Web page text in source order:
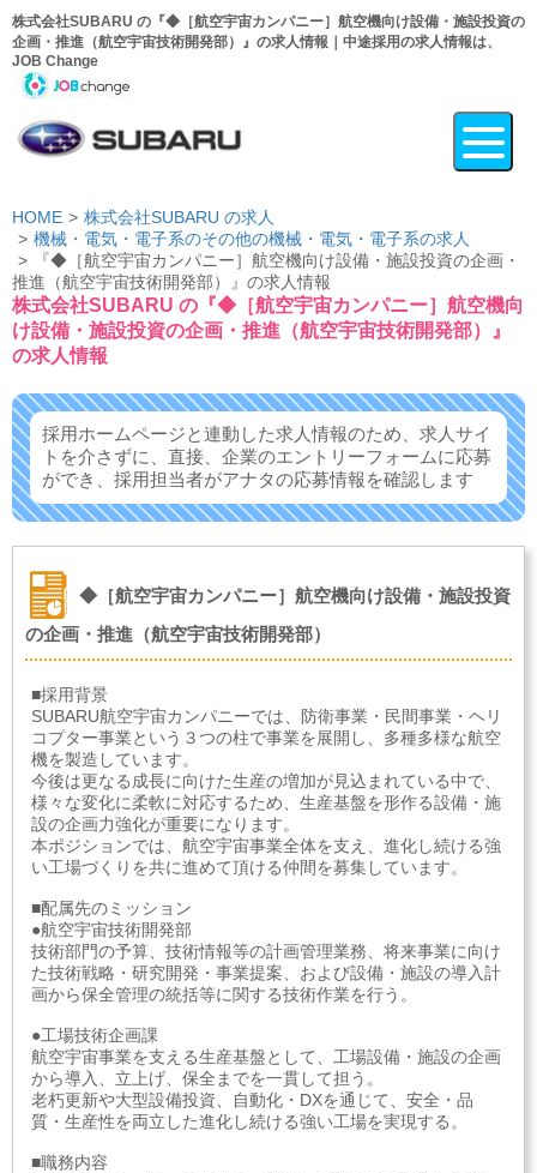
株式会社SUBARU の『◆［航空宇宙カンパニー］航空機向け設備・施設投資の
企画・推進（航空宇宙技術開発部）』の求人情報｜中途採用の求人情報は、
JOB Change
HOME
株式会社SUBARU の求人
機械・電気・電子系のその他の機械・電気・電子系の求人
『◆［航空宇宙カンパニー］航空機向け設備・施設投資の企画・
推進（航空宇宙技術開発部）』の求人情報
株式会社SUBARU の『◆［航空宇宙カンパニー］航空機向
け設備・施設投資の企画・推進（航空宇宙技術開発部）』
の求人情報
採用ホームページと連動した求人情報のため、求人サイ
トを介さずに、 直接、企業のエントリーフォームに応募
ができ、 採用担当者がアナタの応募情報を確認します
◆［航空宇宙カンパニー］航空機向け設備・施設投資
の企画・推進（航空宇宙技術開発部）
■採用背景
SUBARU航空宇宙カンパニーでは、防衛事業・民間事業・ヘリ
コプター事業という３つの柱で事業を展開し、多種多様な航空
機を製造しています。
今後は更なる成長に向けた生産の増加が見込まれている中で、
様々な変化に柔軟に対応するため、生産基盤を形作る設備・施
設の企画力強化が重要になります。
本ポジションでは、航空宇宙事業全体を支え、進化し続ける強
い工場づくりを共に進めて頂ける仲間を募集しています。
■配属先のミッション
●航空宇宙技術開発部
技術部門の予算、技術情報等の計画管理業務、将来事業に向け
た技術戦略・研究開発・事業提案、および設備・施設の導入計
画から保全管理の統括等に関する技術作業を行う。
●工場技術企画課
航空宇宙事業を支える生産基盤として、工場設備・施設の企画
から導入、立上げ、保全までを一貫して担う。
老朽更新や大型設備投資、自動化・DXを通じて、安全・品
質・生産性を両立した進化し続ける強い工場を実現する。
■職務内容